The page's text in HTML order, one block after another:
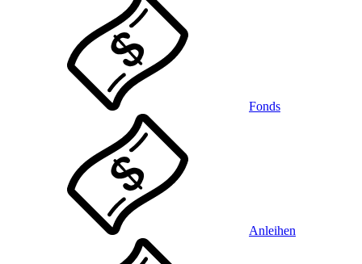
Fonds
Anleihen